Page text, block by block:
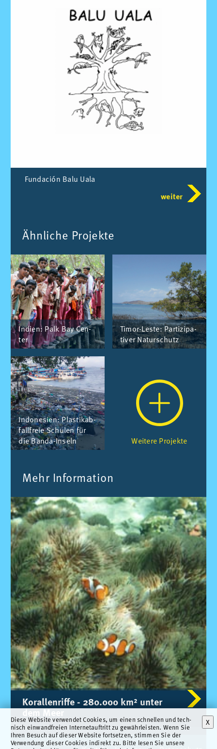
Fund­a­ción Balu Uala
weiter
Ähn­li­che Pro­jek­te
In­di­en: Palk Bay Cen­
ter
Ti­mor-Les­te: Par­ti­zi­pa­
ti­ver Na­tur­schutz
In­do­ne­si­en: Plas­ti­k­ab­
fall­freie Schu­len für
die Ban­da-In­seln
Wei­te­re Pro­jek­te
Mehr In­for­ma­ti­on
Ko­ral­len­rif­fe - 280.000 km² un­ter
dem Meer
Die­se Web­site ver­wen­det Coo­kies, um ei­nen schnel­len und tech­
nisch ein­wand­frei­en In­ter­net­auf­tritt zu ge­währ­leis­ten. Wenn Sie
Ih­ren Be­such auf die­ser Web­site fort­set­zen, stim­men Sie der
Ver­wen­dung die­ser Coo­kies in­di­rekt zu. Bit­te le­sen Sie un­se­re
X